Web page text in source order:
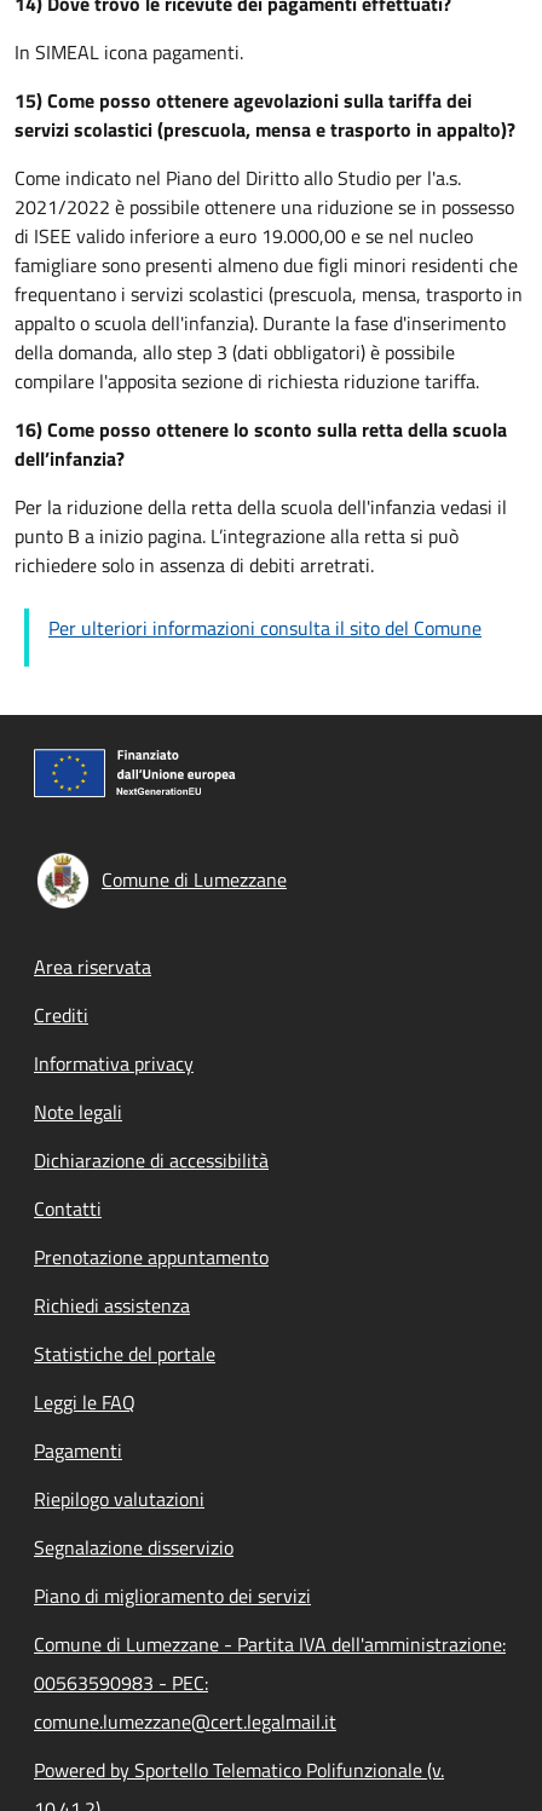
In SIMEAL icona pagamenti.
15) Come posso ottenere agevolazioni sulla tariffa dei
servizi scolastici (prescuola, mensa e trasporto in appalto)?
Come indicato nel Piano del Diritto allo Studio per l'a.s.
2021/2022 è possibile ottenere una riduzione se in possesso
di ISEE valido inferiore a euro 19.000,00 e se nel nucleo
famigliare sono presenti almeno due figli minori residenti che
frequentano i servizi scolastici (prescuola, mensa, trasporto in
appalto o scuola dell'infanzia). Durante la fase d'inserimento
della domanda, allo step 3 (dati obbligatori) è possibile
compilare l'apposita sezione di richiesta riduzione tariffa.
16) Come posso ottenere lo sconto sulla retta della scuola
dell’infanzia?
Per la riduzione della retta della scuola dell'infanzia vedasi il
punto B a inizio pagina. L’integrazione alla retta si può
richiedere solo in assenza di debiti arretrati.
Per ulteriori informazioni consulta il sito del Comune
Comune di Lumezzane
Footer menu
Area riservata
Crediti
Informativa privacy
Note legali
Dichiarazione di accessibilità
Contatti
Prenotazione appuntamento
Richiedi assistenza
Statistiche del portale
Leggi le FAQ
Pagamenti
Riepilogo valutazioni
Segnalazione disservizio
Piano di miglioramento dei servizi
Comune di Lumezzane - Partita IVA dell'amministrazione:
00563590983 - PEC:
comune.lumezzane@cert.legalmail.it
Powered by Sportello Telematico Polifunzionale (v.